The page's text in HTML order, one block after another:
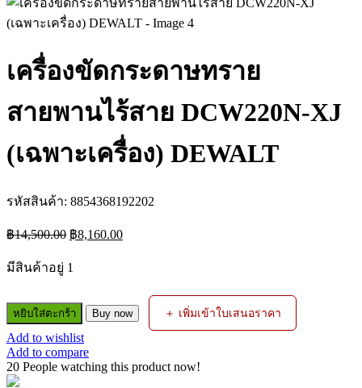
เครื่องขัดกระดาษทราย
สายพานไร้สาย DCW220N-XJ
(เฉพาะเครื่อง) DEWALT
รหัสสินค้า: 8854368192202
฿14,500.00 Original
price
฿8,160.00Current
price
มีสินค้าอยู่ 1
จำนวน
เครื่อง
ขัด
กระดาษ
ทราย
หยิบใส่ตะกร้า Buy now ＋ เพิ่มเข้าใบเสนอราคา
Add to wishlist
Add to compare
20 People watching this product now!